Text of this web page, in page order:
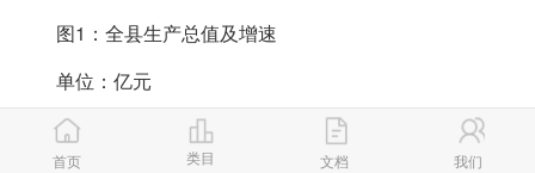
图1：全县生产总值及增速
单位：亿元
图2：三次产业增加值及增速
首页 类目 文档 我们